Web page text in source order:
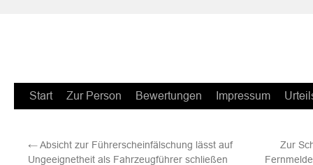
Zum
springen
Start Zur Person Bewertungen Impressum
←Absicht zur Führerscheinfälschung lässt auf
Ungeeignetheit als Fahrzeugführer schließen
Zur